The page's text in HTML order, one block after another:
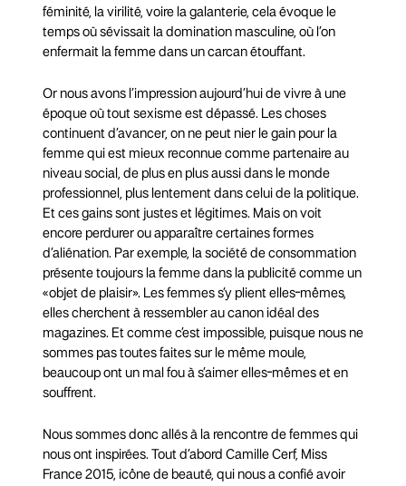
féminité, la virilité, voire la galanterie, cela évoque le
temps où sévissait la domination masculine, où l’on
enfermait la femme dans un carcan étouffant.
Or nous avons l’impression aujourd’hui de vivre à une
époque où tout sexisme est dépassé. Les choses
continuent d’avancer, on ne peut nier le gain pour la
femme qui est mieux reconnue comme partenaire au
niveau social, de plus en plus aussi dans le monde
professionnel, plus lentement dans celui de la politique.
Et ces gains sont justes et légitimes. Mais on voit
encore perdurer ou apparaître certaines formes
d’aliénation. Par exemple, la société de consommation
présente toujours la femme dans la publicité comme un
«objet de plaisir». Les femmes s’y plient elles-mêmes,
elles cherchent à ressembler au canon idéal des
magazines. Et comme c’est impossible, puisque nous ne
sommes pas toutes faites sur le même moule,
beaucoup ont un mal fou à s’aimer elles-mêmes et en
souffrent.
Nous sommes donc allés à la rencontre de femmes qui
nous ont inspirées. Tout d’abord Camille Cerf, Miss
France 2015, icône de beauté, qui nous a confié avoir